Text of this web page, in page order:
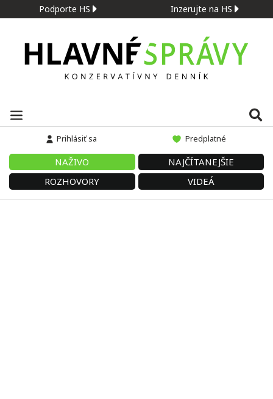
Podporte HS Inzerujte na HS
Prihlásiť sa Predplatné
NAŽIVO
NAJČÍTANEJŠIE
ROZHOVORY
VIDEÁ